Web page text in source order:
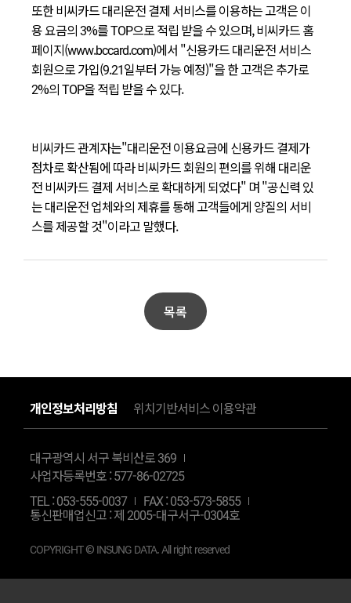
또한 비씨카드 대리운전 결제 서비스를 이용하는 고객은 이
용 요금의 3%를 TOP으로 적립 받을 수 있으며, 비씨카드 홈
페이지(www.bccard.com)에서 "신용카드 대리운전 서비스
회원으로 가입(9.21일부터 가능 예정)"을 한 고객은 추가로
2%의 TOP을 적립 받을 수 있다.
비씨카드 관계자는"대리운전 이용요금에 신용카드 결제가
점차로 확산됨에 따라 비씨카드 회원의 편의를 위해 대리운
전 비씨카드 결제 서비스로 확대하게 되었다" 며 "공신력 있
는 대리운전 업체와의 제휴를 통해 고객들에게 양질의 서비
스를 제공할 것"이라고 말했다.
목록
개인정보처리방침 위치기반서비스 이용약관
대구광역시 서구 북비산로 369
사업자등록번호 : 577-86-02725
TEL :053-555-0037 FAX : 053-573-5855
통신판매업신고 : 제 2005-대구서구-0304호
COPYRIGHT © INSUNG DATA. All right reserved